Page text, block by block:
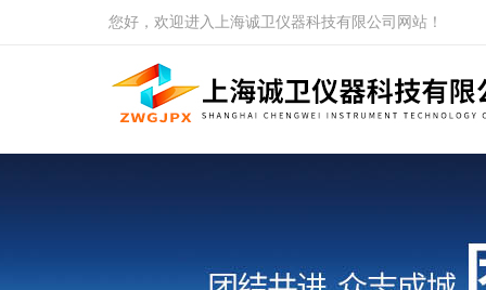
您好，欢迎进入上海诚卫仪器科技有限公司网站！